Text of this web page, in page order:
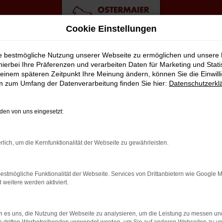
BEI OSTERMAIER
Audi. Gerne liefern wir unsere Fahrzeuge auch in die
Leistungs-Verhältnis. Wir sind seit Generationen ein
einen neuen oder gebrauchten Audi im Mittelpunkt,
zu unserem Beruf. Und das mit jeder Menge Auszeichnungen.
Cookie Einstellungen
bestmögliche Nutzung unserer Webseite zu ermöglichen und unsere
Ihre Präferenzen und verarbeiten Daten für Marketing und
späteren Zeitpunkt Ihre Meinung ändern, können Sie die
zum Umfang der Datenverarbeitung finden Sie hier:
von uns eingesetzt:
um die Kernfunktionalität der Webseite zu gewährleisten.
Funktionalität der Webseite. Services von Drittanbietern wie Google
weitere werden aktiviert.
es uns, die Nutzung der Webseite zu analysieren, um die Leistung zu messen